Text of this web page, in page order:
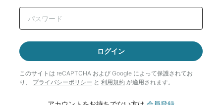
ログイン
このサイトは reCAPTCHA および Google によって保護されてお
り、 プライバシーポリシー と 利用規約 が適用されます。